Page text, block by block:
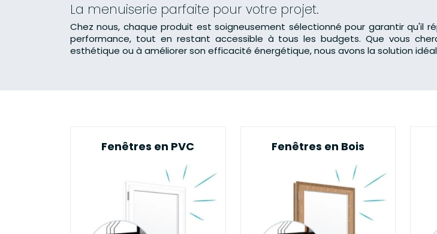
La menuiserie parfaite pour votre projet.
Chez nous, chaque produit est soigneusement sélectionné pour garantir qu'il
performance, tout en restant accessible à tous les budgets. Que vous
esthétique ou à améliorer son efficacité énergétique, nous avons la solution
Fenêtres en PVC Fenêtres en Bois